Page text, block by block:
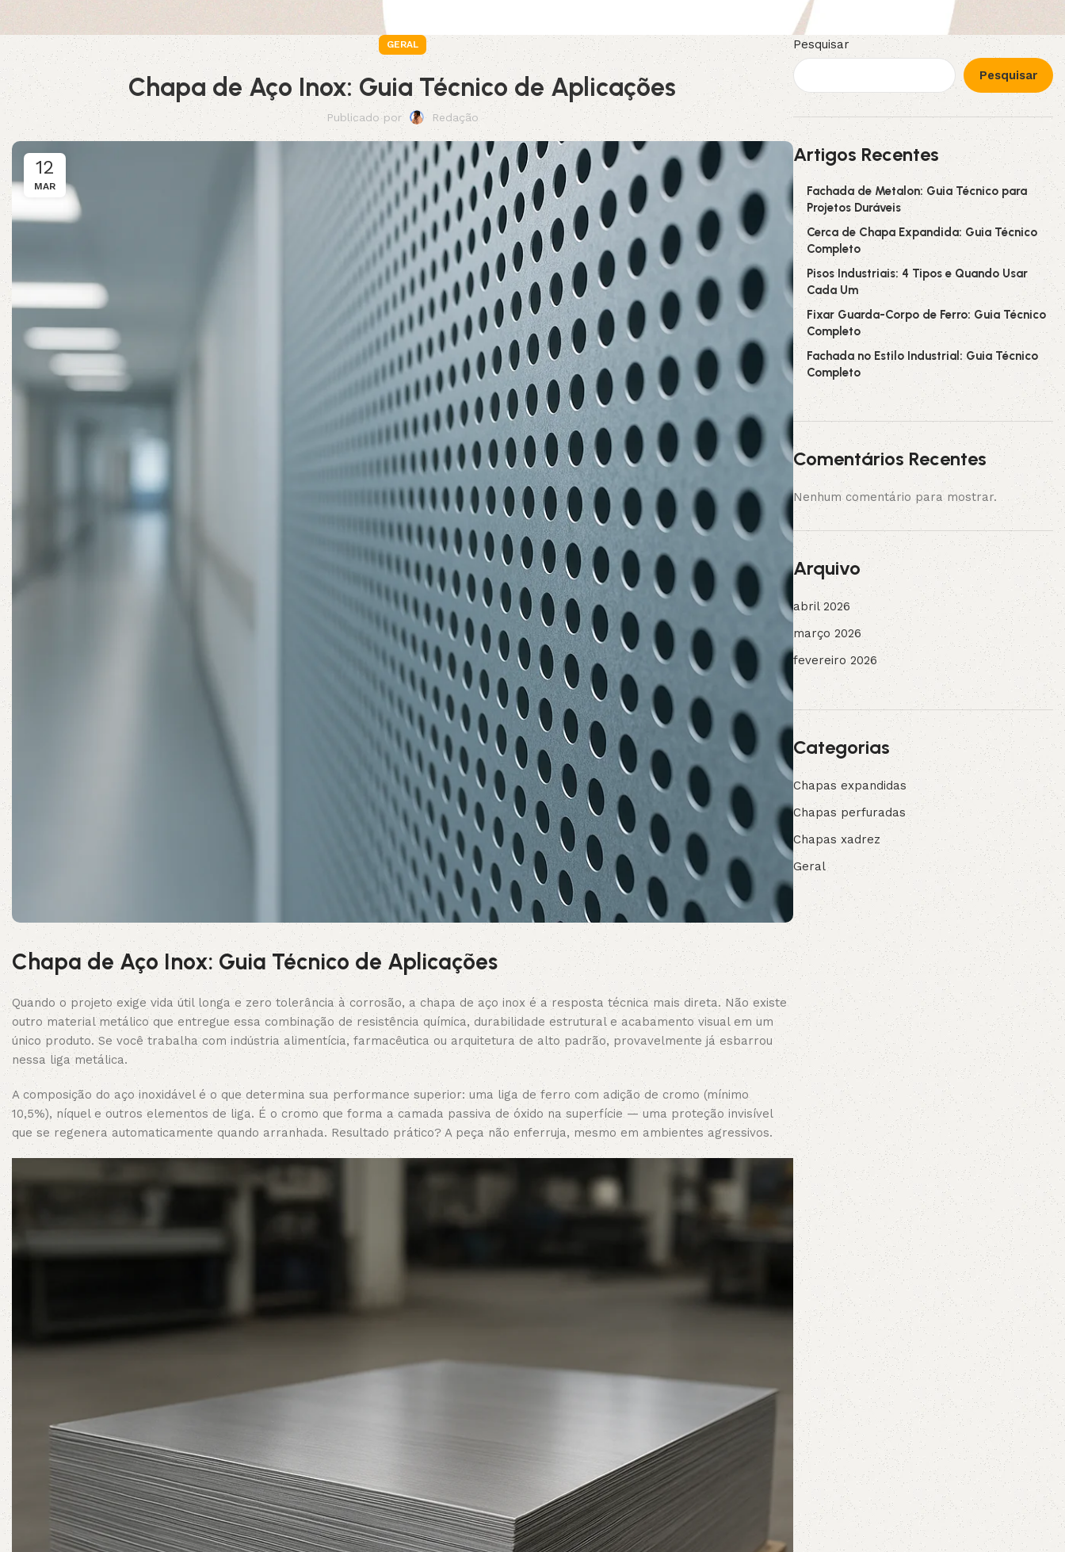
GERAL
Chapa de Aço Inox: Guia Técnico de Aplicações
Publicado por Redação
12
MAR
Chapa de Aço Inox: Guia Técnico de Aplicações
Quando o projeto exige vida útil longa e zero tolerância à corrosão, a chapa de aço inox é a resposta técnica mais direta. Não existe
outro material metálico que entregue essa combinação de resistência química, durabilidade estrutural e acabamento visual em um
único produto. Se você trabalha com indústria alimentícia, farmacêutica ou arquitetura de alto padrão, provavelmente já esbarrou
nessa liga metálica.
A composição do aço inoxidável é o que determina sua performance superior: uma liga de ferro com adição de cromo (mínimo
10,5%), níquel e outros elementos de liga. É o cromo que forma a camada passiva de óxido na superfície — uma proteção invisível
que se regenera automaticamente quando arranhada. Resultado prático? A peça não enferruja, mesmo em ambientes agressivos.
Pesquisar
Pesquisar
Artigos Recentes
Fachada de Metalon: Guia Técnico para
Projetos Duráveis
Cerca de Chapa Expandida: Guia Técnico
Completo
Pisos Industriais: 4 Tipos e Quando Usar
Cada Um
Fixar Guarda-Corpo de Ferro: Guia Técnico
Completo
Fachada no Estilo Industrial: Guia Técnico
Completo
Comentários Recentes
Nenhum comentário para mostrar.
Arquivo
abril 2026
março 2026
fevereiro 2026
Categorias
Chapas expandidas
Chapas perfuradas
Chapas xadrez
Geral